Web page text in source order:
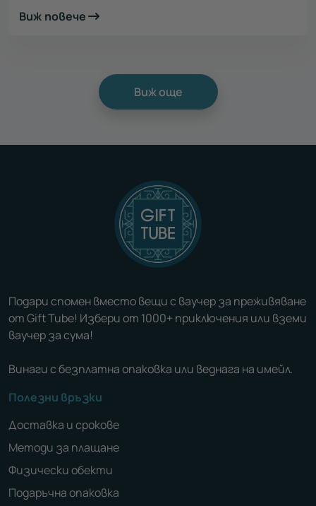
Виж повече
Виж още
Подари спомен вместо вещи с ваучер за преживяване
от Gift Tube! Избери от 1000+ приключения или вземи
ваучер за сума!
Винаги с безплатна опаковка или веднага на имейл.
Полезни връзки
Доставка и срокове
Методи за плащане
Физически обекти
Подаръчна опаковка